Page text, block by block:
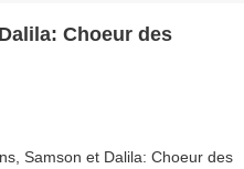
Choeur des